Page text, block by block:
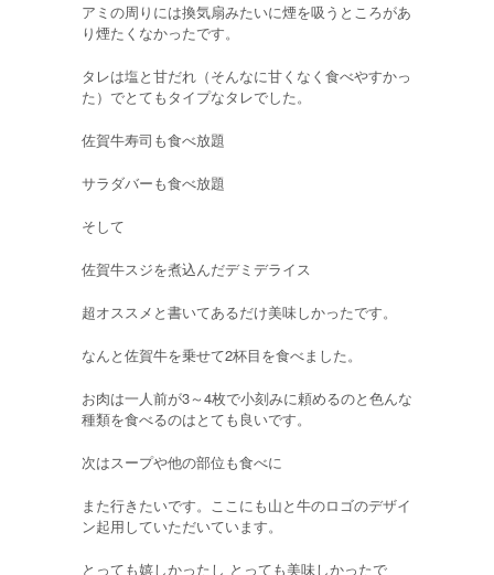
アミの周りには換気扇みたいに煙を吸うところがあ
り煙たくなかったです。
タレは塩と甘だれ（そんなに甘くなく食べやすかっ
た）でとてもタイプなタレでした。
佐賀牛寿司も食べ放題
サラダバーも食べ放題
そして
佐賀牛スジを煮込んだデミデライス
超オススメと書いてあるだけ美味しかったです。
なんと佐賀牛を乗せて2杯目を食べました。
お肉は一人前が3～4枚で小刻みに頼めるのと色んな
種類を食べるのはとても良いです。
次はスープや他の部位も食べに
また行きたいです。ここにも山と牛のロゴのデザイ
ン起用していただいています。
とっても嬉しかったし とっても美味しかったで